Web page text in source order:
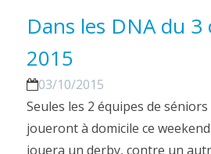
Dans les DNA du
2015
03/10/2015
Seules les 2 équipes de
joueront à domicile ce
jouera un derby, contre un